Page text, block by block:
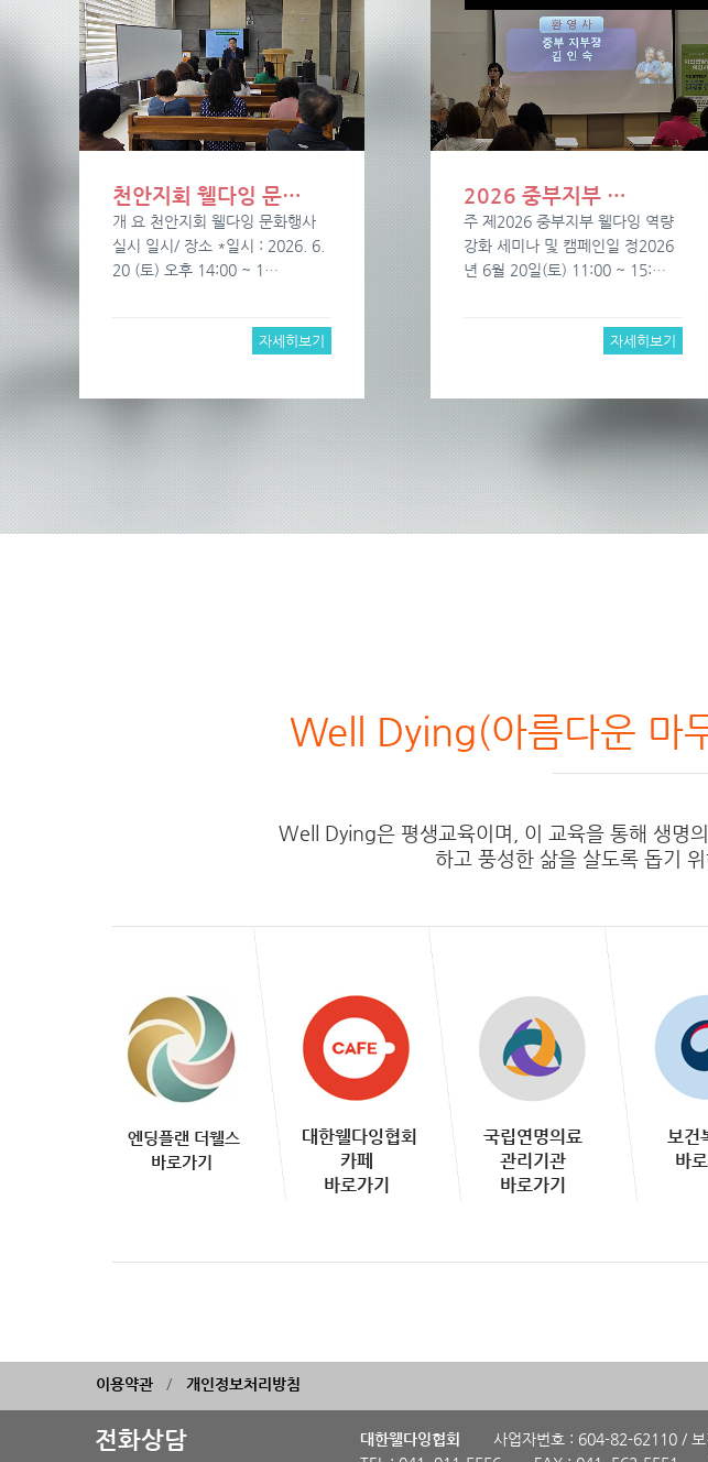
천안지회 웰다잉 문…
개 요 천안지회 웰다잉 문화행사
실시 일시/ 장소 *일시 : 2026. 6.
20 (토) 오후 14:00 ~ 1…
자세히보기
2026 중부지부 …
주 제2026 중부지부 웰다잉 역량
강화 세미나 및 캠페인일 정2026
년 6월 20일(토) 11:00 ~ 15:…
자세히보기
Well Dying(아름다운 마
Well Dying은 평생교육이며, 이 교육을 통해 생명
하고 풍성한 삶을 살도록 돕기 위
엔딩플랜 더웰스
바로가기
대한웰다잉협회
카페
바로가기
국립연명의료
관리기관
바로가기
보건
바
이용약관 개인정보처리방침
전화상담 대한웰다잉협회 사업자번호 : 604-82-62110 /